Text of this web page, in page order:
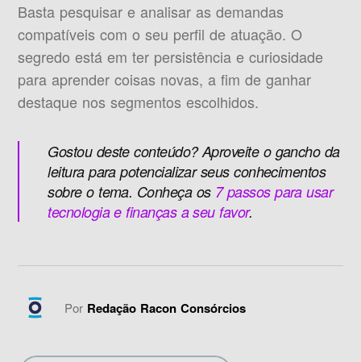
Basta pesquisar e analisar as demandas
compatíveis com o seu perfil de atuação. O
segredo está em ter persistência e curiosidade
para aprender coisas novas, a fim de ganhar
destaque nos segmentos escolhidos.
Gostou deste conteúdo? Aproveite o gancho da
leitura para potencializar seus conhecimentos
sobre o tema. Conheça os 7 passos para usar
tecnologia e finanças a seu favor.
Por Redação Racon Consórcios